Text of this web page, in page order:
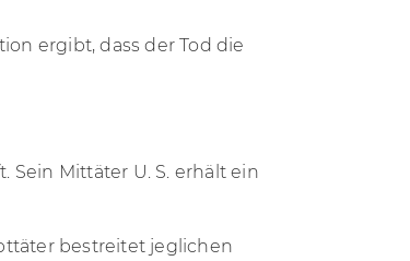
ergibt, dass der Tod die
Mittäter U. S. erhält ein
bestreitet jeglichen